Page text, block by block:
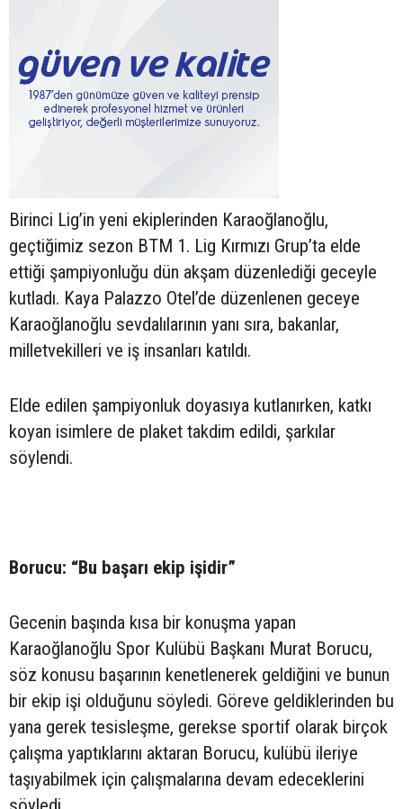
Birinci Lig’in yeni ekiplerinden Karaoğlanoğlu,
geçtiğimiz sezon BTM 1. Lig Kırmızı Grup’ta elde
ettiği şampiyonluğu dün akşam düzenlediği geceyle
kutladı. Kaya Palazzo Otel’de düzenlenen geceye
Karaoğlanoğlu sevdalılarının yanı sıra, bakanlar,
milletvekilleri ve iş insanları katıldı.
Elde edilen şampiyonluk doyasıya kutlanırken, katkı
koyan isimlere de plaket takdim edildi, şarkılar
söylendi.
Borucu: “Bu başarı ekip işidir”
Gecenin başında kısa bir konuşma yapan
Karaoğlanoğlu Spor Kulübü Başkanı Murat Borucu,
söz konusu başarının kenetlenerek geldiğini ve bunun
bir ekip işi olduğunu söyledi. Göreve geldiklerinden bu
yana gerek tesisleşme, gerekse sportif olarak birçok
çalışma yaptıklarını aktaran Borucu, kulübü ileriye
taşıyabilmek için çalışmalarına devam edeceklerini